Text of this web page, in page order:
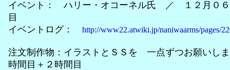
イベント： ハリー・オコーネル氏 ／ １２月０６
目
イベントログ： http://www22.atwiki.jp/naniwaarms/pages/
注文制作物：イラストとＳＳを 一点ずつお願いし
時間目＋２時間目